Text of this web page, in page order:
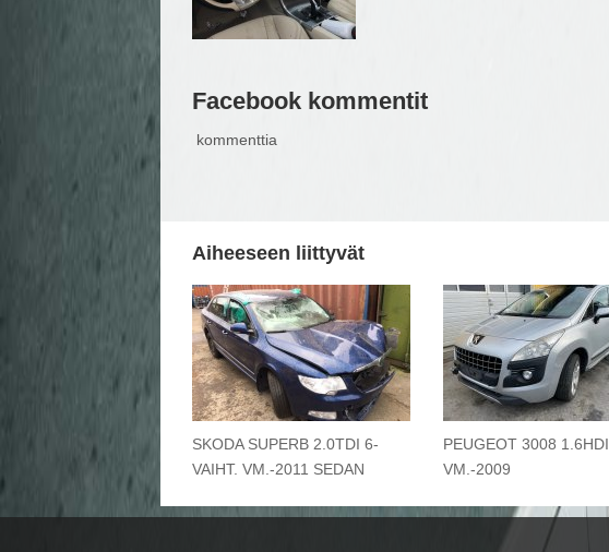
Facebook kommentit
kommenttia
Aiheeseen liittyvät
SKODA SUPERB 2.0TDI 6-
VAIHT. VM.-2011 SEDAN
PEUGEOT 3008 1.6HDI
VM.-2009